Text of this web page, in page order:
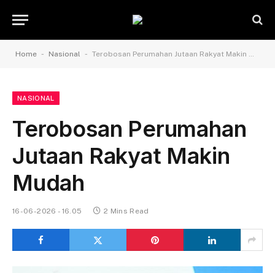
Home - Nasional - Terobosan Perumahan Jutaan Rakyat Makin Mudah
NASIONAL
Terobosan Perumahan
Jutaan Rakyat Makin
Mudah
16-06-2026 - 16.05 2 Mins Read